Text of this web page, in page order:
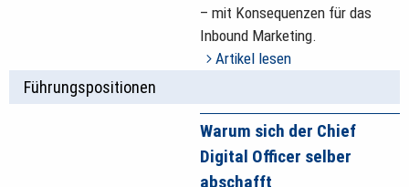
– mit Konsequenzen für das
Inbound Marketing.
Artikel lesen
Führungspositionen
Warum sich der Chief
Digital Officer selber
abschafft